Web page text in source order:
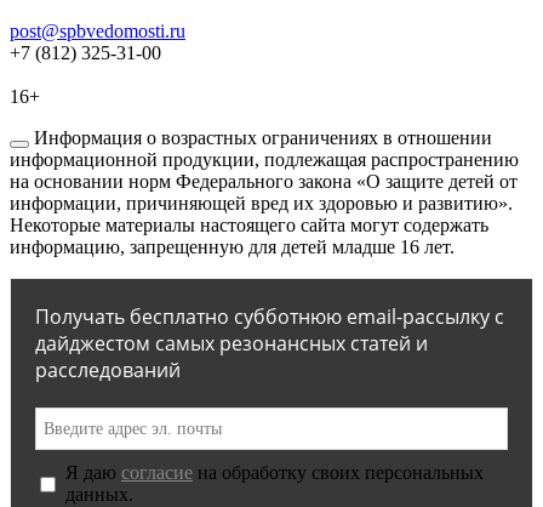
post@spbvedomosti.ru
+7 (812) 325-31-00
16+
Информация о возрастных ограничениях в отношении
информационной продукции, подлежащая распространению
на основании норм Федерального закона «О защите детей от
информации, причиняющей вред их здоровью и развитию».
Некоторые материалы настоящего сайта могут содержать
информацию, запрещенную для детей младше 16 лет.
Получать бесплатно субботнюю email-рассылку с
дайджестом самых резонансных статей и
расследований
Я даю согласие на обработку своих персональных
данных.